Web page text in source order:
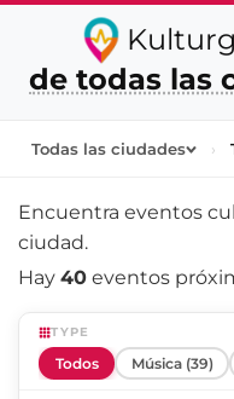
de todas las
Todas las ciudades ›
Encuentra eventos
ciudad.
Hay 40 eventos
TYPE
Todos Música (39)